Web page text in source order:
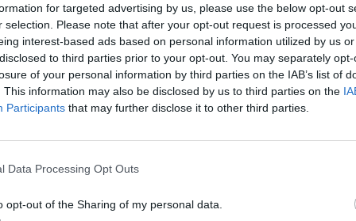
for targeted advertising by us, please use the below opt-out
selection. Please note that after your opt-out request is processed
interest-based ads based on personal information utilized by us
to third parties prior to your opt-out. You may separately
of your personal information by third parties on the IAB’s list of
This information may also be disclosed by us to third parties on the
Participants that may further disclose it to other third parties.
Data Processing Opt Outs
opt-out of the Sharing of my personal data.
– Καθαρά κέρδη 313
μέσα ενημέρωσης- Ξεκίνησε το
πρόγραμμα ενίσχυσης του Τύπου
IAB Hellas: Νέα Διοικούσα Επιτροπή και νέο Διοικητικό
- Πρόεδρος ο Γαληνός Γιαγλής
75 εκατ. δολάρια στην